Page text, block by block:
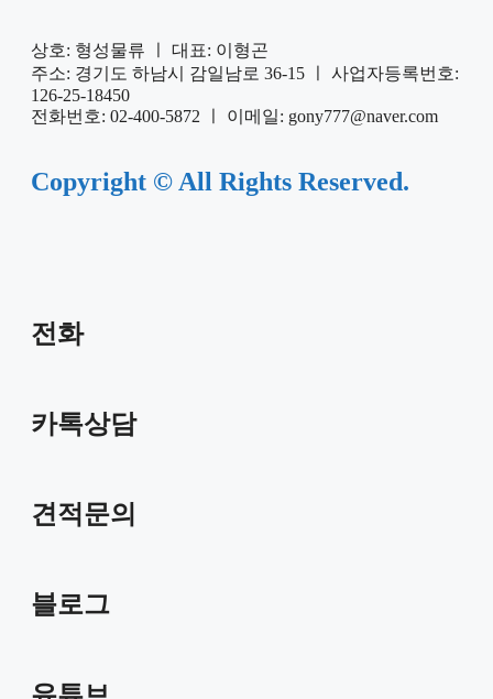
상호: 형성물류 ㅣ 대표: 이형곤
주소: 경기도 하남시 감일남로 36-15 ㅣ 사업자등록번호:
126-25-18450
전화번호: 02-400-5872 ㅣ 이메일: gony777@naver.com
Copyright © All Rights Reserved.
전화
카톡상담
견적문의
블로그